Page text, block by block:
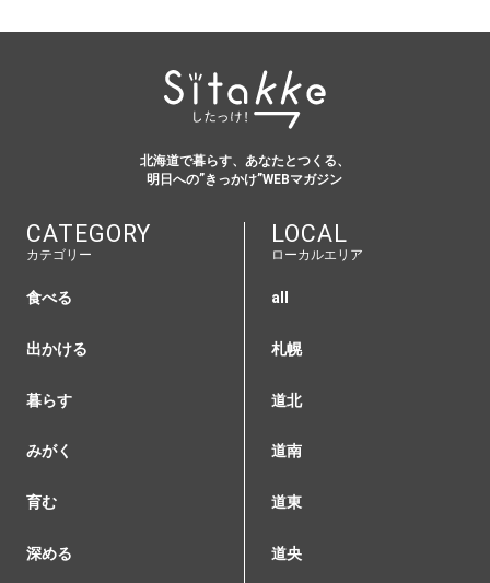
北海道で暮らす、あなたとつくる、
明日への”きっかけ”WEBマガジン
CATEGORY
カテゴリー
食べる
出かける
暮らす
みがく
育む
深める
LOCAL
ローカルエリア
all
札幌
道北
道南
道東
道央